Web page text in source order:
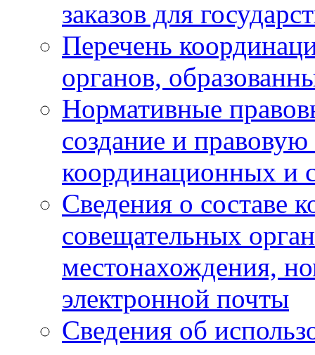
заказов для
Перечень
органов,
Нормативные
создание и
координационных и
Сведения о составе
совещательных
местонахождения,
электронной почты
Сведения об